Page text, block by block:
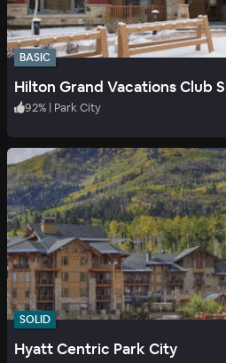
BASIC
92% | Park City
SOLID
Hyatt Centric Park City